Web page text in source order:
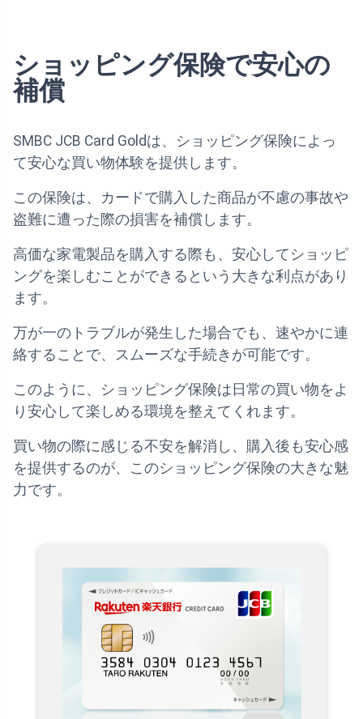
ショッピング保険で安心の
補償
SMBC JCB Card Goldは、ショッピング保険によっ
て安心な買い物体験を提供します。
この保険は、カードで購入した商品が不慮の事故や
盗難に遭った際の損害を補償します。
高価な家電製品を購入する際も、安心してショッピ
ングを楽しむことができるという大きな利点があり
ます。
万が一のトラブルが発生した場合でも、速やかに連
絡することで、スムーズな手続きが可能です。
このように、ショッピング保険は日常の買い物をよ
り安心して楽しめる環境を整えてくれます。
買い物の際に感じる不安を解消し、購入後も安心感
を提供するのが、このショッピング保険の大きな魅
力です。